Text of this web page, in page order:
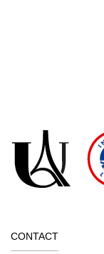
CONTACT